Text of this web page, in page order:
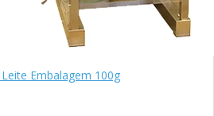
Embalagem 100g